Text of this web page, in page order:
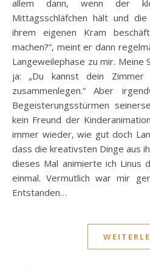
allem dann, wenn der
Mittagsschläfchen hält und
ihrem eigenen Kram
machen?“, meint er dann
Langeweilephase zu mir.
ja: „Du kannst dein Zimmer
zusammenlegen.“ Aber
Begeisterungsstürmen
kein Freund der
immer wieder, wie gut doch
dass die kreativsten Dinge aus
dieses Mal animierte ich Linus
einmal. Vermutlich war mir
Entstanden…